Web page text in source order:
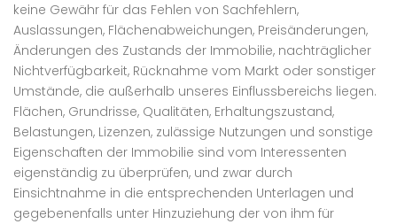
keine Gewähr für das Fehlen von Sachfehlern,
Auslassungen, Flächenabweichungen, Preisänderungen,
Änderungen des Zustands der Immobilie, nachträglicher
Nichtverfügbarkeit, Rücknahme vom Markt oder sonstiger
Umstände, die außerhalb unseres Einflussbereichs liegen.
Flächen, Grundrisse, Qualitäten, Erhaltungszustand,
Belastungen, Lizenzen, zulässige Nutzungen und sonstige
Eigenschaften der Immobilie sind vom Interessenten
eigenständig zu überprüfen, und zwar durch
Einsichtnahme in die entsprechenden Unterlagen und
gegebenenfalls unter Hinzuziehung der von ihm für